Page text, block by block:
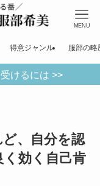
MENU
得意ジャンル 服部の略
けるには >>
、自分を認
効く自己肯